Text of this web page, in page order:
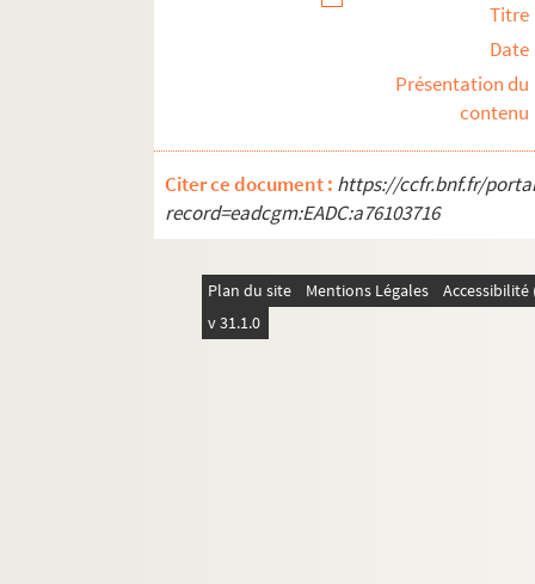
Titre
Date
Présentation du
contenu
Citer ce document : https://ccfr.bnf.fr/
record=eadcgm:EADC:a76103716
Plan du site Mentions Légales
v 31.1.0